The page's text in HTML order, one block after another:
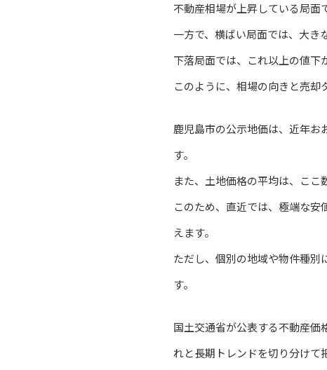
不動産相場が上昇している局面
一方で、横ばい局面では、大き
下落局面では、これ以上の値下
このように、相場の向きと売却
鹿児島市の公示地価は、近年お
す。
また、土地価格の平均は、ここ
このため、直近では、極端な
えます。
ただし、個別の地域や物件種別
す。
国土交通省が公表する不動産価
れと長期トレンドを切り分けて